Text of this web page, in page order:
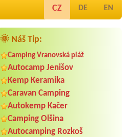
CZ DE EN
🌞 Náš Tip:
Camping Vranovská pláž
Autocamp Jenišov
Kemp Keramika
Caravan Camping
Autokemp Kačer
Camping Olšina
Autocamping Rozkoš